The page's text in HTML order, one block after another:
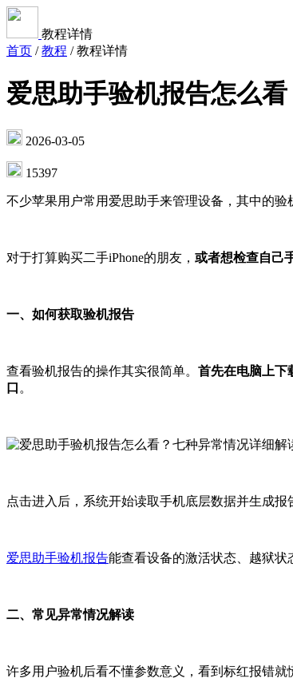
教程详情
首页 / 教程 / 教程详情
爱思助手验机报告怎么
2026-03-05
15397
不少苹果用户常用爱思助手来管理设备，其中的
对于打算购买二手iPhone的朋友， 或者想检查自己
一、如何获取验机报告
查看验机报告的操作其实很简单。 首先在电脑上下
口 。
点击进入后，系统开始读取手机底层数据并生成
爱思助手验机报告能查看设备的激活状态、越狱
二、常见异常情况解读
许多用户验机后看不懂参数意义，看到标红报错就